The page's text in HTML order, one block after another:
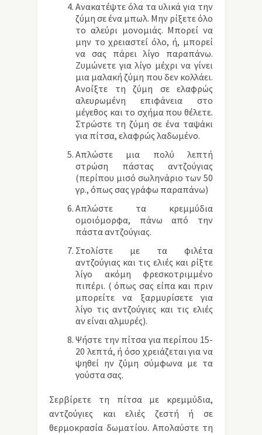
Ανακατέψτε όλα τα υλικά για την
ζύμη σε ένα μπωλ. Μην ρίξετε όλο
το αλεύρι μονομιάς. Μπορεί να
μην το χρειαστεί όλο, ή, μπορεί
να σας πάρει λίγο παραπάνω.
Ζυμώνετε για λίγο μέχρι να γίνει
μια μαλακή ζύμη που δεν κολλάει.
Ανοίξτε τη ζύμη σε ελαφρώς
αλευρωμένη επιφάνεια στο
μέγεθος και το σχήμα που θέλετε.
Στρώστε τη ζύμη σε ένα ταψάκι
για πίτσα, ελαφρώς λαδωμένο.
Απλώστε μια πολύ λεπτή
στρώση πάστας αντζούγιας
(περίπου μισό σωληνάριο των 50
γρ., όπως σας γράφω παραπάνω)
Απλώστε τα κρεμμύδια
ομοιόμορφα, πάνω από την
πάστα αντζούγιας.
Στολίστε με τα φιλέτα
αντζούγιας και τις ελιές και ρίξτε
λίγο ακόμη φρεσκοτριμμένο
πιπέρι. ( όπως σας είπα και πριν
μπορείτε να ξαρμυρίσετε για
λίγο τις αντζούγιες και τις ελιές
αν είναι αλμυρές).
Ψήστε την πίτσα για περίπου 15-
20 λεπτά, ή όσο χρειάζεται για να
ψηθεί ην ζύμη σύμφωνα με τα
γούστα σας.
Σερβίρετε τη πίτσα με κρεμμύδια,
αντζούγιες και ελιές ζεστή ή σε
θερμοκρασία δωματίου. Απολαύστε τη